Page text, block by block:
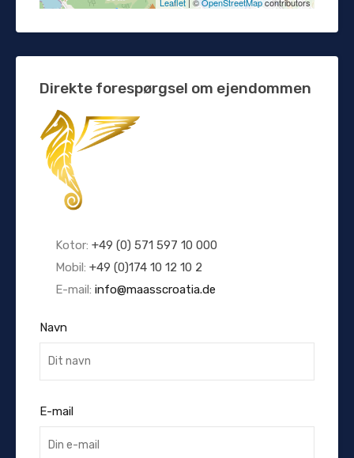
Direkte forespørgsel om ejendommen
Kotor: +49 (0) 571 597 10 000
Mobil: +49 (0)174 10 12 10 2
E-mail: info@maasscroatia.de
Navn
E-mail